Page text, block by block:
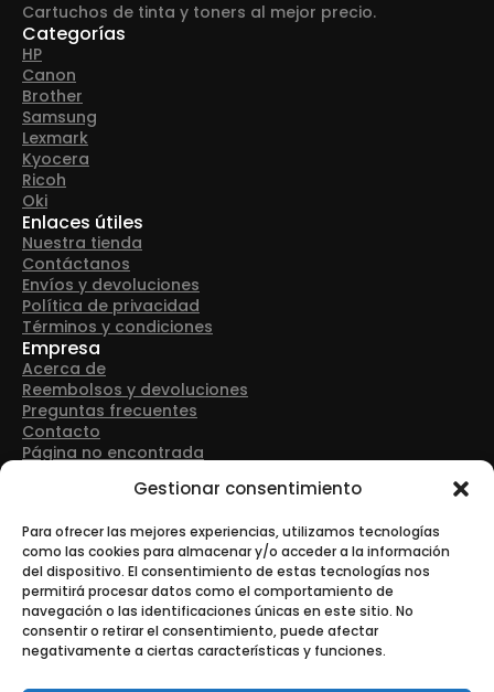
Gestionar consentimiento
Para ofrecer las mejores experiencias, utilizamos tecnologías
como las cookies para almacenar y/o acceder a la información
del dispositivo. El consentimiento de estas tecnologías nos
permitirá procesar datos como el comportamiento de
navegación o las identificaciones únicas en este sitio. No
consentir o retirar el consentimiento, puede afectar
negativamente a ciertas características y funciones.
Cartuchos de tinta y toners al mejor precio.
Categorías
HP
Canon
Brother
Samsung
Lexmark
Kyocera
Ricoh
Oki
Enlaces útiles
Nuestra tienda
Contáctanos
Envíos y devoluciones
Política de privacidad
Términos y condiciones
Empresa
Acerca de
Reembolsos y devoluciones
Preguntas frecuentes
Contacto
Página no encontrada
Dirección: Avenida Las Retamas 50, 28922, Alcorcón
Teléfono: +34 916 43 91 88
Correo electrónico: info@tonerurgente.com